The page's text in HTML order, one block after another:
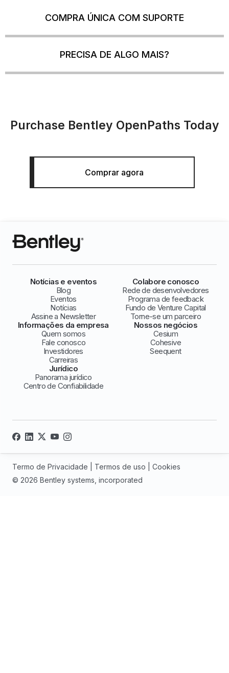
COMPRA ÚNICA COM SUPORTE
PRECISA DE ALGO MAIS?
Purchase Bentley OpenPaths Today
Comprar agora
Notícias e eventos
Blog
Eventos
Notícias
Assine a Newsletter
Colabore conosco
Rede de desenvolvedores
Programa de feedback
Fundo de Venture Capital
Torne-se um parceiro
Informações da empresa
Quem somos
Fale conosco
Investidores
Carreiras
Nossos negócios
Cesium
Cohesive
Seequent
Jurídico
Panorama jurídico
Centro de Confiabilidade
© 2026 Bentley systems, incorporated
Termo de Privacidade Termos de uso Cookies